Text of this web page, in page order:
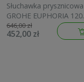
Słuchawka prysznicowa
GROHE EUPHORIA 120
brushed warm sunset
134883DL00
646,00 zł
452,00 zł